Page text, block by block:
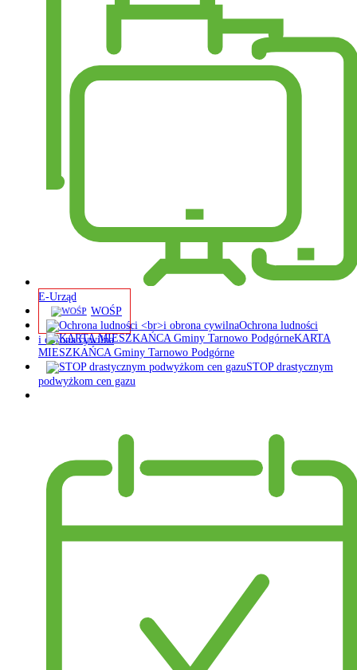
E-Urząd
WOŚP
Ochrona ludności
i obrona cywilna
KARTA
MIESZKAŃCA Gminy Tarnowo Podgórne
STOP drastycznym
podwyżkom cen gazu